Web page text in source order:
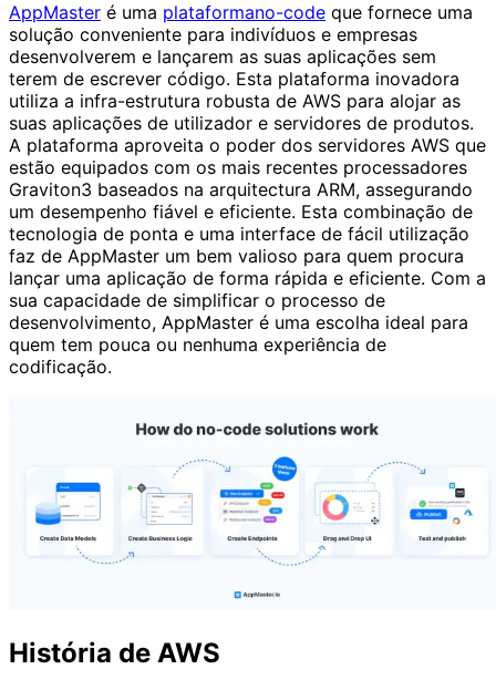
AppMaster é uma plataformano-code que fornece uma
solução conveniente para indivíduos e empresas
desenvolverem e lançarem as suas aplicações sem
terem de escrever código. Esta plataforma inovadora
utiliza a infra-estrutura robusta de AWS para alojar as
suas aplicações de utilizador e servidores de produtos.
A plataforma aproveita o poder dos servidores AWS que
estão equipados com os mais recentes processadores
Graviton3 baseados na arquitectura ARM, assegurando
um desempenho fiável e eficiente. Esta combinação de
tecnologia de ponta e uma interface de fácil utilização
faz de AppMaster um bem valioso para quem procura
lançar uma aplicação de forma rápida e eficiente. Com a
sua capacidade de simplificar o processo de
desenvolvimento, AppMaster é uma escolha ideal para
quem tem pouca ou nenhuma experiência de
codificação.
História de AWS